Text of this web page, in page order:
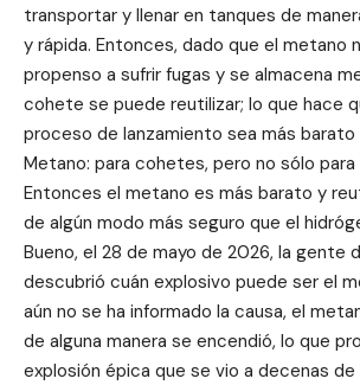
transportar y llenar en tanques de
y rápida. Entonces, dado que el metano
propenso a sufrir fugas y se almacena
cohete se puede reutilizar; lo que hace
proceso de lanzamiento sea más barato
Metano: para cohetes, pero no sólo
Entonces el metano es más barato y
de algún modo más seguro que el
Bueno, el 28 de mayo de 2026, la gente
descubrió cuán explosivo puede ser el
aún no se ha informado la causa, el
de alguna manera se encendió, lo que
explosión épica que se vio a decenas